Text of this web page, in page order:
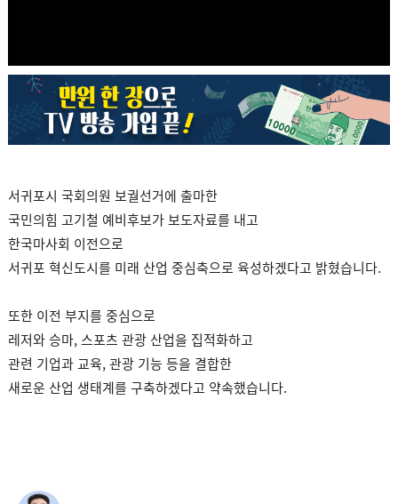
서귀포시 국회의원 보궐선거에 출마한
국민의힘 고기철 예비후보가 보도자료를 내고
한국마사회 이전으로
서귀포 혁신도시를 미래 산업 중심축으로 육성하겠다고 밝혔습니다.
또한 이전 부지를 중심으로
레저와 승마, 스포츠 관광 산업을 집적화하고
관련 기업과 교육, 관광 기능 등을 결합한
새로운 산업 생태계를 구축하겠다고 약속했습니다.